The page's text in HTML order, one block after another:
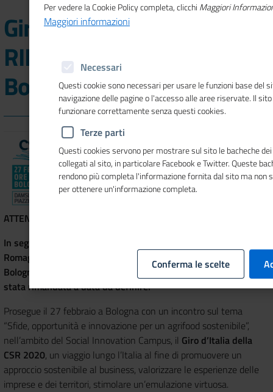
Giro d'Italia della CSR:
RINVIATA la tappa a
Bologna
ATTENZIONE
In seguito alle disposizioni emanate dalla Regione Emilia-
Romagna in merito all’emergenza Coronavirus la tappa di
Bologna del Giro d’Italia della CSR 2020 prevista per il 27/02 è
stata rimandata a data da definire.
Prosegue il 27 febbraio a Bologna con un incontro sul tema
“Sfide, opportunità e innovazione per un agrifood sostenibile”,
nell’ambito del Social Innovation Campus, il Giro d’Italia della
CSR 2020, un viaggio lungo l’Italia al fine di promuovere un
approccio sostenibile al business, valorizzare le esperienze delle
imprese e dei territori, stimolare un’emulazione virtuosa.
Per vedere la Cookie Policy completa, clicchi Maggiori
Maggiori informazioni
Necessari
Questi cookie sono necessari per usare le funzioni base del
navigazione delle pagine o l'accesso alle aree riservate. Il
funzionare correttamente senza questi cookies.
Terze parti
Questi cookies servono per mostrare sul sito le bacheche
collegati al sito, in particolare Facebook e Twitter. Queste
rendono più completa l'informazione fornita dal sito ma non
per ottenere un'informazione completa.
Conferma le scelte